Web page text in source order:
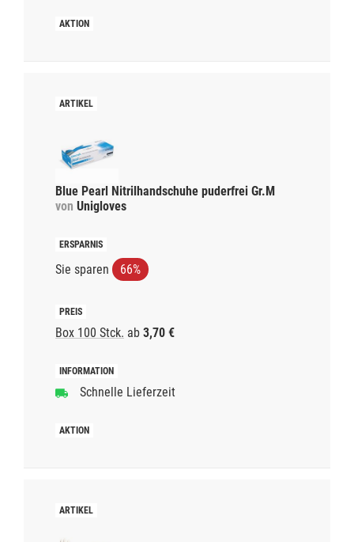
Blue Pearl Nitrilhandschuhe puderfrei Gr.M
von Unigloves
Sie sparen 66%
Box 100 Stck. ab 3,70 €
Schnelle Lieferzeit